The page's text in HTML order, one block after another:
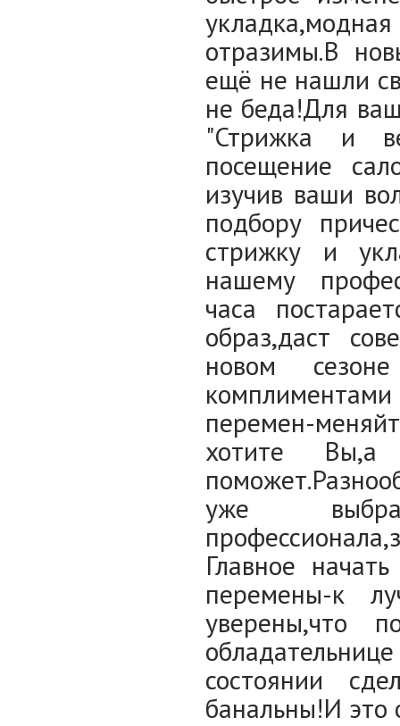
укладка,модная
отразимы.В
ещё не нашли
не беда!Для
"Стрижка и
посещение
изучив ваши
подбору
стрижку и
нашему
часа
образ,даст
новом
перемен-
хотите
уже
Главное
перемены-к
уверены,что
состоянии
банальны!И это